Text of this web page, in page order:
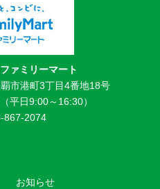
ァミリーマート
市港町3丁目4番地18号
平日9:00～16:30）
867-2074
お知らせ